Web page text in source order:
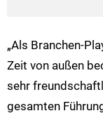
„Als Branchen-
Zeit von außen
sehr
gesamten